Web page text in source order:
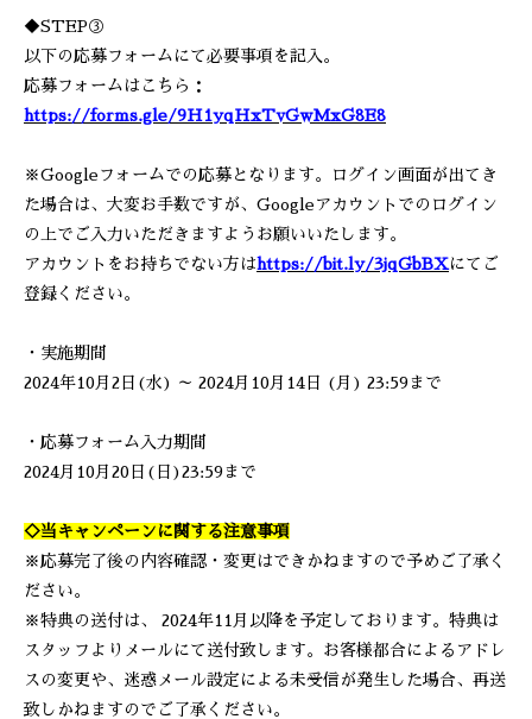
◆STEP③
以下の応募フォームにて必要事項を記入。
応募フォームはこちら：
https://forms.gle/9H1yqHxTvGwMxG8E8
※Googleフォームでの応募となります。ログイン画面が出てき
た場合は、大変お手数ですが、Googleアカウントでのログイン
の上でご入力いただきますようお願いいたします。
アカウントをお持ちでない方はhttps://bit.ly/3jqGbBXにてご
登録ください。
・実施期間
2024年10月2日(水) ～ 2024月10月14日 (月) 23:59まで
・応募フォーム入力期間
2024月10月20日(日)23:59まで
◇当キャンペーンに関する注意事項
※応募完了後の内容確認・変更はできかねますので予めご了承く
ださい。
※特典の送付は、 2024年11月以降を予定しております。特典は
スタッフよりメールにて送付致します。お客様都合によるアドレ
スの変更や、迷惑メール設定による未受信が発生した場合、再送
致しかねますのでご了承ください。